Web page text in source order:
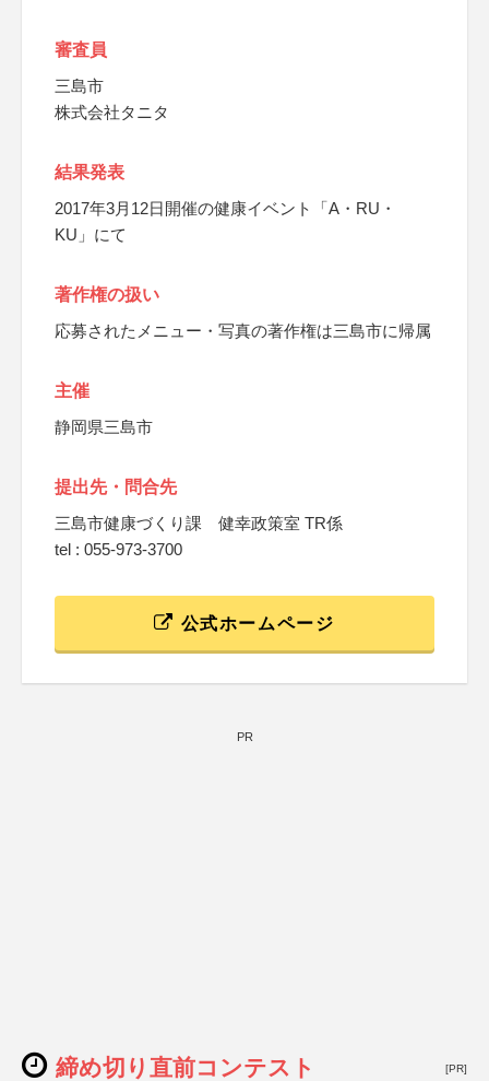
審査員
三島市
株式会社タニタ
結果発表
2017年3月12日開催の健康イベント「A・RU・
KU」にて
著作権の扱い
応募されたメニュー・写真の著作権は三島市に帰属
主催
静岡県三島市
提出先・問合先
三島市健康づくり課 健幸政策室 TR係
tel : 055-973-3700
公式ホームページ
PR
締め切り直前コンテスト [PR]